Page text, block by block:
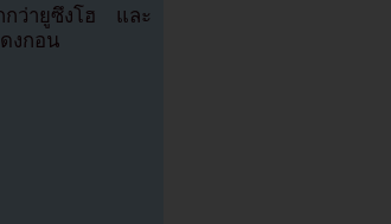
กว่ายูซึงโฮ และ
งกอน